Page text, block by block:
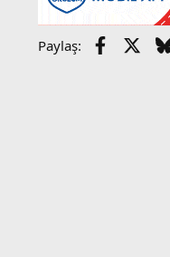
Paylaş: Facebook